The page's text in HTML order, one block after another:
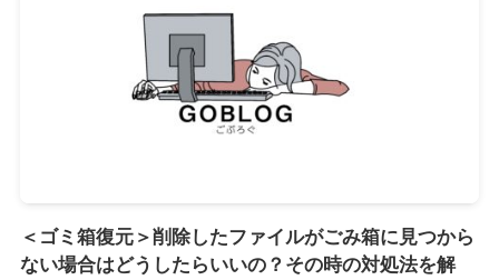
＜ゴミ箱復元＞削除したファイルがごみ箱に見つから
ない場合はどうしたらいいの？その時の対処法を解